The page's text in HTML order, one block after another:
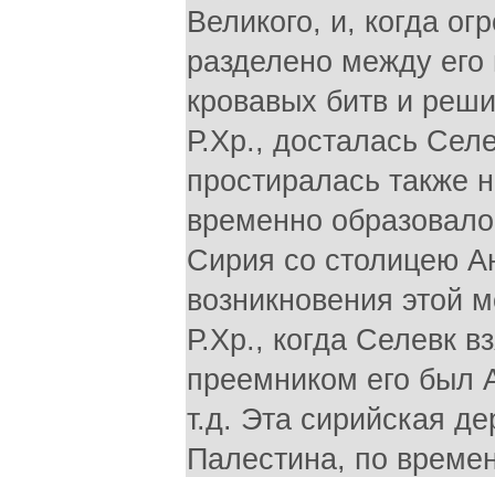
Великого, и, когда
разделено между
кровавых битв и
Р.Хр., досталась
простиралась
временно
Сирия со столицею
возникновения этой
Р.Хр., когда Селевк
преемником его был
т.д. Эта сирийская
Палестина, по